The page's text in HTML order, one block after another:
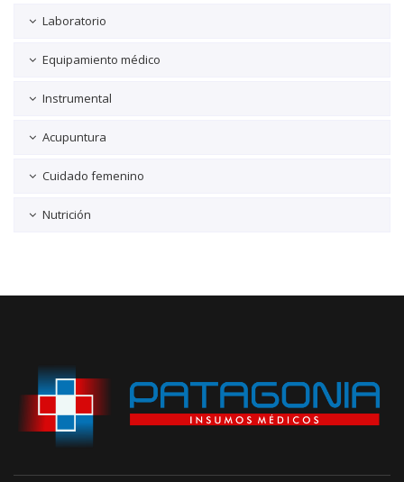
Laboratorio
Equipamiento médico
Instrumental
Acupuntura
Cuidado femenino
Nutrición